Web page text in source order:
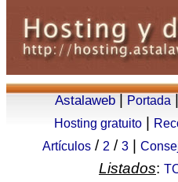
Astalaweb Portada
Hosting gratuito
Artículos / 2 / 3
Listados: